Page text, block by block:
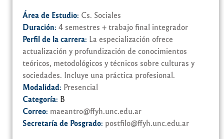
Área de Estudio: Cs. Sociales
Duración: 4 semestres + trabajo final integrador
Perfil de la carrera: La especialización ofrece
actualización y profundización de conocimientos
teóricos, metodológicos y técnicos sobre culturas y
sociedades. Incluye una práctica profesional.
Modalidad: Presencial
Categoría: B
Correo: maeantro@ffyh.unc.edu.ar
Secretaría de Posgrado: postfilo@ffyh.unc.edu.ar